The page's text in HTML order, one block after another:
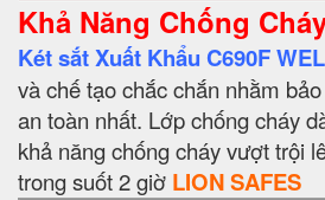
Khả Năng Chống
Két sắt Xuất Khẩu C690F
và chế tạo chắc chắn nhằm
an toàn nhất. Lớp chống cháy
khả năng chống cháy vượt trội
trong suốt 2 giờ LION SAFES